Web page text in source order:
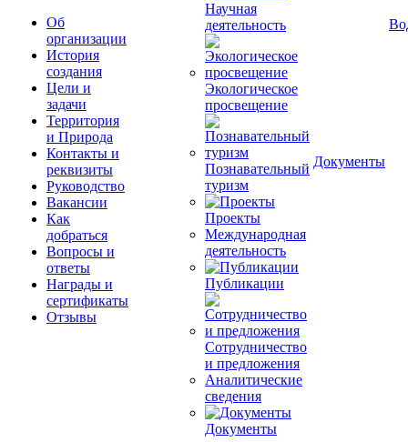
Об
организации
История
создания
Цели и
задачи
Территория
и Природа
Контакты и
реквизиты
Руководство
Вакансии
Как
добраться
Вопросы и
ответы
Награды и
сертификаты
Отзывы
Научная
деятельность
Экологическое
просвещение
Познавательный
туризм
Проекты
Международная
деятельность
Публикации
Сотрудничество
и предложения
Аналитические
сведения
Документы
Документы